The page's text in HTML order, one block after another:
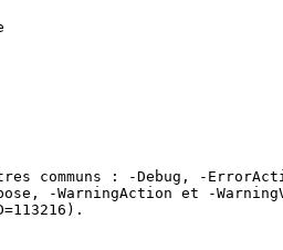
communs : -Debug, -
-WarningAction et -